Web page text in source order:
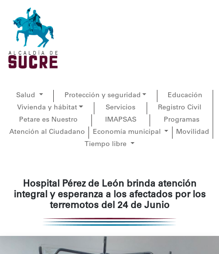
Salud Protección y seguridad
Educación
Vivienda y hábitat
Servicios
Registro Civil
Petare es Nuestro
IMAPSAS
Programas
Atención al Ciudadano
Economía municipal
Movilidad
Tiempo libre
Hospital Pérez de León brinda atención
integral y esperanza a los afectados por los
terremotos del 24 de Junio